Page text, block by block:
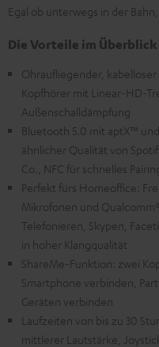
Egal ob unterwegs in der
Die Vorteile im Überblick
Ohraufliegender,
Kopfhörer mit Linear-HD-
Außenschalldämpfung
Bluetooth 5.0 mit aptX™
ähnlicher Qualität von
Co., NFC für schnelles
Perfekt fürs Homeoffice:
Mikrofonen und
Telefonieren, Skypen,
in hoher Klangqualität
ShareMe-Funktion: zwei
Smartphone verbinden,
Geräten verbinden
Laufzeiten von bis zu 30
mittlerer Lautstärke,